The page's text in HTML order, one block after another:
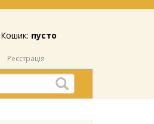
Кошик: пусто
Реєстрація